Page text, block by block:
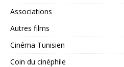
Associations
Autres films
Cinéma Tunisien
Coin du cinéphile